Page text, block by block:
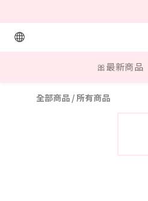
🎀最新商品
全部商品 /所有商品